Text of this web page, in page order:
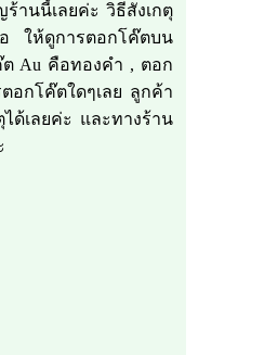
านนี้เลยค่ะ วิธีสังเกตุ
อ ให้ดูการตอกโค๊ตบน
Au คือทองคำ , ตอก
อกโค๊ตใดๆเลย ลูกค้า
ด้เลยค่ะ และทางร้าน